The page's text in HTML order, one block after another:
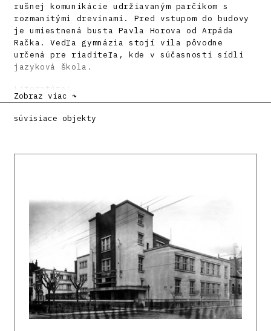
rušnej komunikácie udržiavaným parčíkom s
rozmanitými drevinami. Pred vstupom do budovy
je umiestnená busta Pavla Horova od Arpáda
Račka. Vedľa gymnázia stojí vila pôvodne
určená pre riaditeľa, kde v súčasnosti sídli
jazyková škola.
Literatúra:
Architektúra Slovenska v 20. storočí.
Zobraz viac ↷
súvisiace objekty